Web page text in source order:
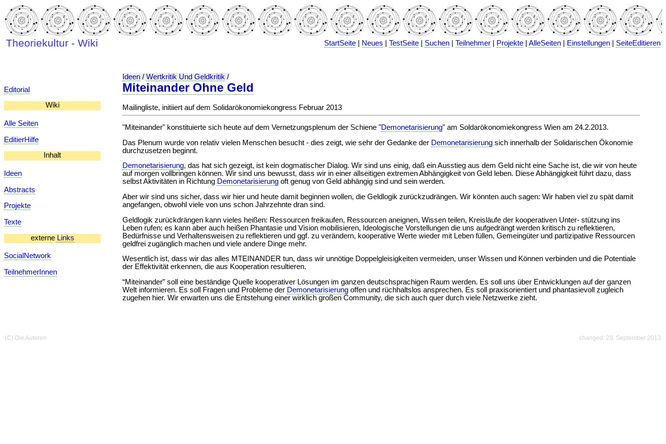
Theoriekultur - Wiki StartSeite Neues |TestSeite Suchen |Teilnehmer Projekte |AlleSeiten Einstellungen SeiteEditieren
Editorial
Wiki
Alle Seiten
EditierHilfe
Inhalt
Ideen
Abstracts
Projekte
Texte
externe Links
SocialNetwork
TeilnehmerInnen
Ideen / Wertkritik Und Geldkritik /
Miteinander Ohne Geld
Mailingliste, initiiert auf dem Solidarökonomiekongress Februar 2013
"Miteinander" konstituierte sich heute auf dem Vernetzungsplenum der Schiene "Demonetarisierung" am Soldarökonomiekongress Wien am 24.2.2013.
Das Plenum wurde von relativ vielen Menschen besucht - dies zeigt, wie sehr der Gedanke der Demonetarisierung sich innerhalb der Solidarischen Ökonomie
durchzusetzen beginnt.
Demonetarisierung, das hat sich gezeigt, ist kein dogmatischer Dialog. Wir sind uns einig, daß ein Ausstieg aus dem Geld nicht eine Sache ist, die wir von heute
auf morgen vollbringen können. Wir sind uns bewusst, dass wir in einer allseitigen extremen Abhängigkeit von Geld leben. Diese Abhängigkeit führt dazu, dass
selbst Aktivitäten in Richtung Demonetarisierung oft genug von Geld abhängig sind und sein werden.
Aber wir sind uns sicher, dass wir hier und heute damit beginnen wollen, die Geldlogik zurückzudrängen. Wir könnten auch sagen: Wir haben viel zu spät damit
angefangen, obwohl viele von uns schon Jahrzehnte dran sind.
Geldlogik zurückdrängen kann vieles heißen: Ressourcen freikaufen, Ressourcen aneignen, Wissen teilen, Kreisläufe der kooperativen Unter- stützung ins
Leben rufen; es kann aber auch heißen Phantasie und Vision mobilisieren, Ideologische Vorstellungen die uns aufgedrängt werden kritisch zu reflektieren,
Bedürfnisse und Verhaltensweisen zu reflektieren und ggf. zu verändern, kooperative Werte wieder mit Leben füllen, Gemeingüter und partizipative Ressourcen
geldfrei zugänglich machen und viele andere Dinge mehr.
Wesentlich ist, dass wir das alles MTEINANDER tun, dass wir unnötige Doppelgleisigkeiten vermeiden, unser Wissen und Können verbinden und die Potentiale
der Effektivität erkennen, die aus Kooperation resultieren.
“Miteinander” soll eine beständige Quelle kooperativer Lösungen im ganzen deutschsprachigen Raum werden. Es soll uns über Entwicklungen auf der ganzen
Welt informieren. Es soll Fragen und Probleme der Demonetarisierung offen und rüchhaltslos ansprechen. Es soll praxisorientiert und phantasievoll zugleich
zugehen hier. Wir erwarten uns die Entstehung einer wirklich großen Community, die sich auch quer durch viele Netzwerke zieht.
(C) Die Autoren changed: 29. September 2013